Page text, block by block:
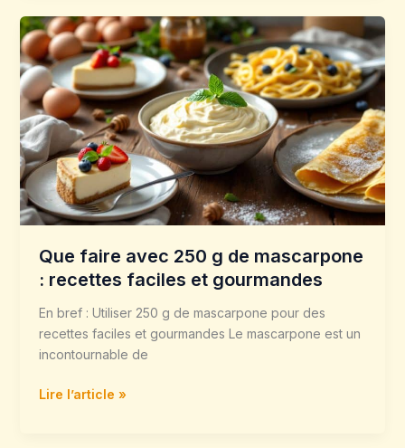
Que faire avec 250 g de mascarpone
: recettes faciles et gourmandes
En bref : Utiliser 250 g de mascarpone pour des
recettes faciles et gourmandes Le mascarpone est un
incontournable de
Que
faire
avec
250
g
de
mascarpone
:
recettes
faciles
gourmandes
Lire l’article »